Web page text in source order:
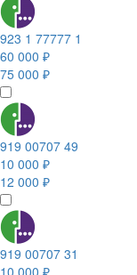
923 1 77777 1
60 000 ₽
75 000 ₽
919 00707 49
10 000 ₽
12 000 ₽
919 00707 31